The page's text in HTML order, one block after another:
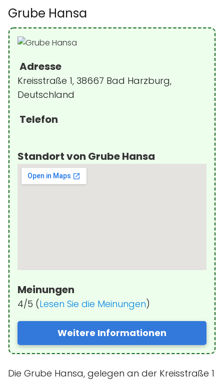
Grube Hansa
Adresse
Kreisstraße 1, 38667 Bad Harzburg,
Deutschland
Telefon
Standort von Grube Hansa
Meinungen
4/5 (Lesen Sie die Meinungen)
Weitere Informationen
Die Grube Hansa, gelegen an der Kreisstraße 1